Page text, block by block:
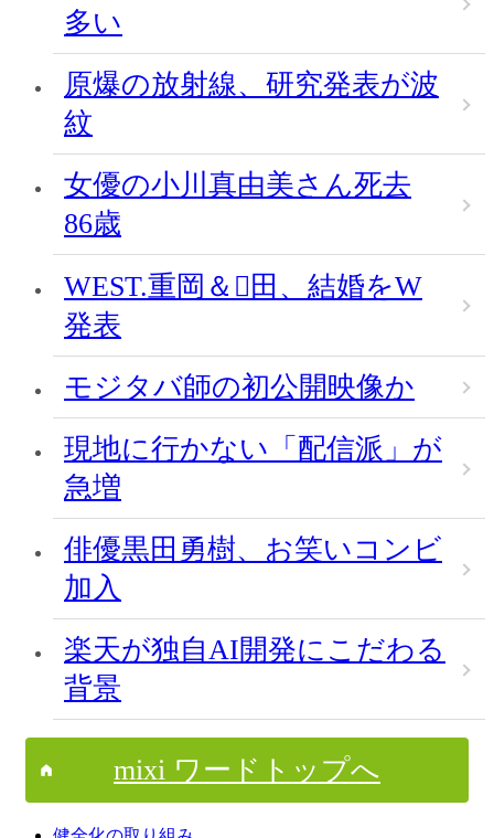
多い
原爆の放射線、研究発表が波
紋
女優の小川真由美さん死去
86歳
WEST.重岡＆田、結婚をW
発表
モジタバ師の初公開映像か
現地に行かない「配信派」が
急増
俳優黒田勇樹、お笑いコンビ
加入
楽天が独自AI開発にこだわる
背景
mixi ワードトップへ